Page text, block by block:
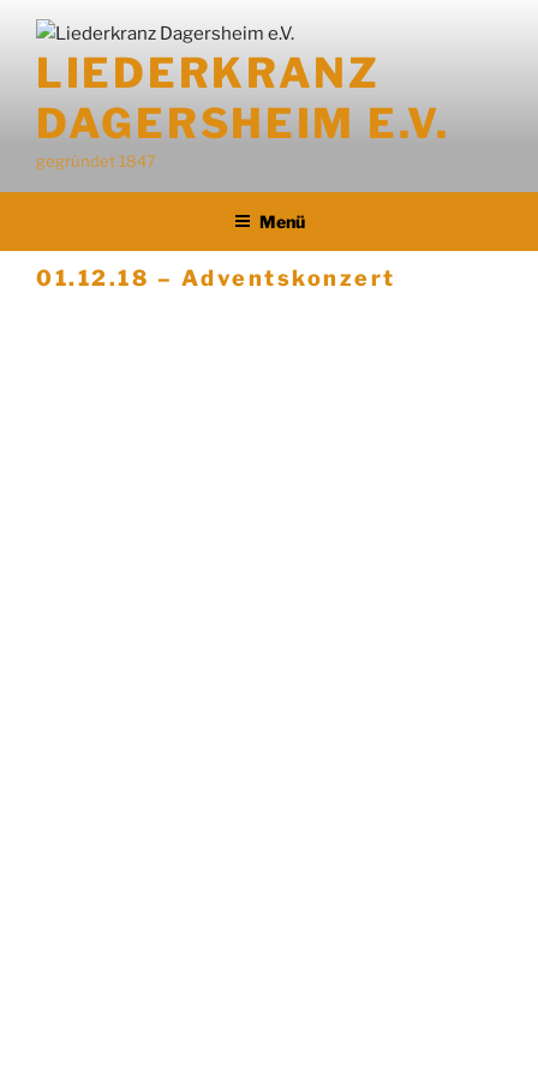
LIEDERKRANZ
DAGERSHEIM E.V.
gegründet 1847
Menü
01.12.18 – Adventskonzert